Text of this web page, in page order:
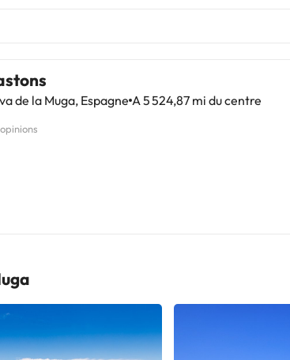
de la Muga, Espagne A 5 524,87 mi du centre